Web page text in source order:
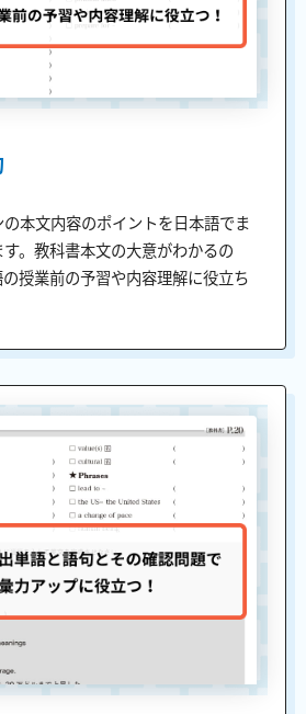
本文内容のポイントを日本語でま
。教科書本文の大意がわかるの
授業前の予習や内容理解に役立ち